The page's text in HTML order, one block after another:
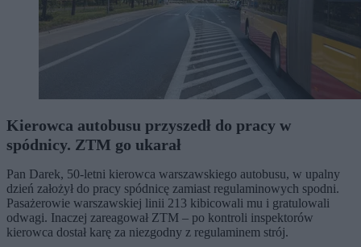
Kierowca autobusu przyszedł do pracy w
spódnicy. ZTM go ukarał
Pan Darek, 50-letni kierowca warszawskiego autobusu, w upalny
dzień założył do pracy spódnicę zamiast regulaminowych spodni.
Pasażerowie warszawskiej linii 213 kibicowali mu i gratulowali
odwagi. Inaczej zareagował ZTM – po kontroli inspektorów
kierowca dostał karę za niezgodny z regulaminem strój.